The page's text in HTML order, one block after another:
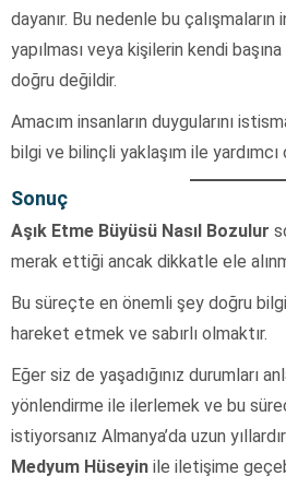
dayanır. Bu nedenle bu
yapılması veya kişilerin kendi
doğru değildir.
Amacım insanların duygularını
bilgi ve bilinçli yaklaşım ile yardımcı
Sonuç
Aşık Etme Büyüsü Nasıl Bozulur
merak ettiği ancak dikkatle ele
Bu süreçte en önemli şey doğru
hareket etmek ve sabırlı olmaktır.
Eğer siz de yaşadığınız durumları
yönlendirme ile ilerlemek ve bu
istiyorsanız Almanya’da uzun
Medyum Hüseyin ile iletişime